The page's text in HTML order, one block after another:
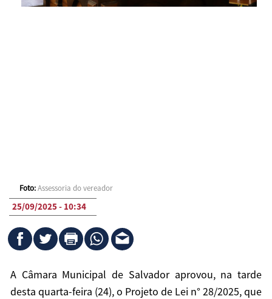
Foto:Assessoria do vereador
25/09/2025 - 10:34
A Câmara Municipal de Salvador aprovou, na tarde
desta quarta-feira (24), o Projeto de Lei n° 28/2025, que